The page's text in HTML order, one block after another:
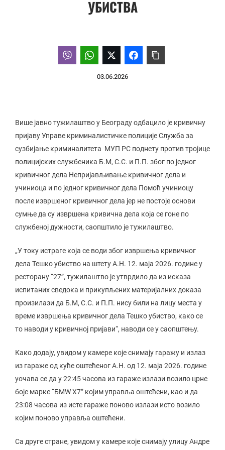
УБИСТВА
03.06.2026
Више јавно тужилаштво у Београду одбацило је кривичну
пријаву Управе криминалистичке полиције Служба за
сузбијање криминалитета МУП РС поднету против тројице
полицијских службеника Б.М, С.С. и П.П. због по једног
кривичног дела Непријављивање кривичног дела и
учиниоца и по једног кривичног дела Помоћ учиниоцу
после извршеног кривичног дела јер не постоје основи
сумње да су извршена кривична дела која се гоне по
службеној дужности, саопштило је тужилаштво.
„У току истраге која се води због извршења кривичног
дела Тешко убиство на штету А.Н. 12. маја 2026. године у
ресторану “27”, тужилаштво је утврдило да из исказа
испитаних сведока и прикупљених материјалних доказа
произилази да Б.М, С.С. и П.П. нису били на лицу места у
време извршења кривичног дела Тешко убиство, како се
то наводи у кривичној пријави“, наводи се у саопштењу.
Како додају, увидом у камере које снимају гаражу и излаз
из гараже од куће оштећеног А.Н. од 12. маја 2026. године
уочава се да у 22:45 часова из гараже излази возило црне
боје марке “БМW X7” којим управља оштећени, као и да
23:08 часова из исте гараже поново излази исто возило
којим поново управља оштећени.
Са друге стране, увидом у камере које снимају улицу Андре